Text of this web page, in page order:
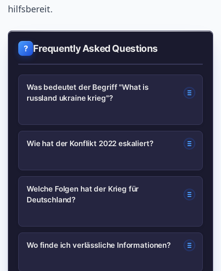
hilfsbereit.
Frequently Asked Questions
Was bedeutet der Begriff "What is
russland ukraine krieg"?
Die Phrase ist eine Suchanfrage zur
Russland‑Ukraine‑Konflikts; sie fasst
den Wunsch nach einer verständlichen,
aktuellen Übersicht zusammen.
Wie hat der Konflikt 2022 eskaliert?
Im Februar 2022 begann eine groß
angelegte russische Offensive gegen
Lage deutlich eskalierte und zu breiten
Sanktionen führte.
Welche Folgen hat der Krieg für
Deutschland?
Deutschland spürt ökonomische
Wo finde ich verlässliche Informationen?